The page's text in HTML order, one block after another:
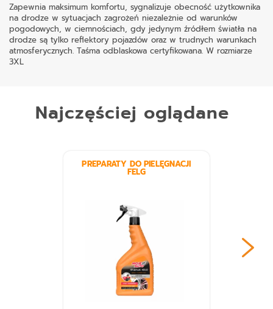
Zapewnia maksimum komfortu, sygnalizuje obecność użytkownika
na drodze w sytuacjach zagrożeń niezależnie od warunków
pogodowych, w ciemnościach, gdy jedynym źródłem światła na
drodze są tylko reflektory pojazdów oraz w trudnych warunkach
atmosferycznych. Taśma odblaskowa certyfikowana. W rozmiarze
3XL
Najczęściej oglądane
PREPARATY DO PIELĘGNACJI
FELG